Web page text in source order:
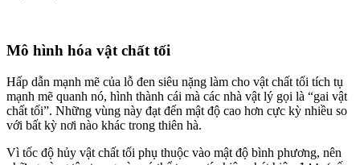
Mô hình hóa vật chất tối
Hấp dẫn mạnh mẽ của lỗ đen siêu nặng làm cho vật chất tối tích tụ
mạnh mẽ quanh nó, hình thành cái mà các nhà vật lý gọi là “gai vật
chất tối”. Những vùng này đạt đến mật độ cao hơn cực kỳ nhiều so
với bất kỳ nơi nào khác trong thiên hà.
Vì tốc độ hủy vật chất tối phụ thuộc vào mật độ bình phương, nên